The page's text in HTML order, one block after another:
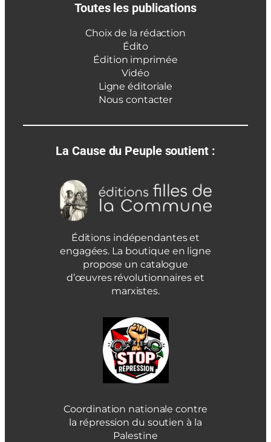
Toutes les publications
Choix de la rédaction
Édito
Édition imprimée
Vidéo
Ligne éditoriale
Nous contacter
La Cause du Peuple soutient :
Éditions indépendantes et
engagées. La boutique en ligne
propose un catalogue
d’œuvres révolutionnaires et
marxistes.
Coordination nationale contre
la répression du soutien à la
Palestine